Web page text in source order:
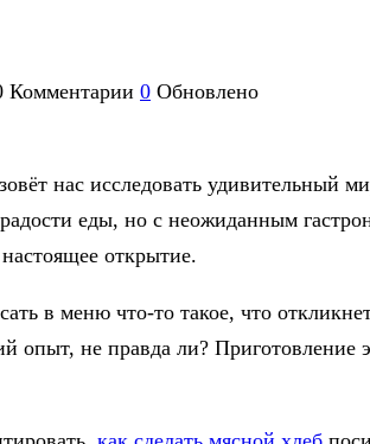
Комментарии 0 Обновлено
нас исследовать удивительный
еды, но с неожиданным
открытие.
в меню что-то такое, что
не правда ли? Приготовление